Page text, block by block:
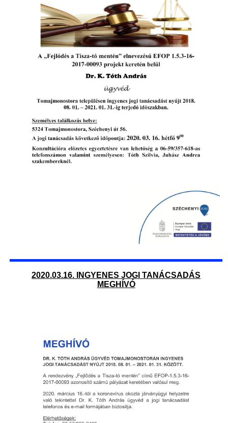
2020.03.16. INGYENES JOGI TANÁCSADÁS
MEGHÍVÓ